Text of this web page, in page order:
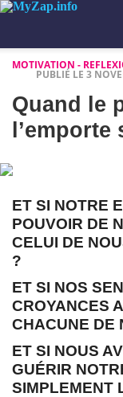
SANTÉ
SCIENCE
BONS
MOTIVATION
REFLEXION
HUMOUR
CITATION
VIDEOS
NON
LE COIN
LES IDÉES
DE MARIO
VIRAL
VOYAGES
AJOUTEZ
AUX
FAVORIS
AVEC LES
TOUCHES
MYZAP – TV
CONSEILS
PRATIQUES,
POLITIQUE
À
CHARTE
BIORYTHME
MOTIVATION -
PUBLIÉ LE 3
Quand le
l’emporte
ET SI NOTRE
POUVOIR DE
CELUI DE
?
ET SI NOS
CROYANCES
CHACUNE DE
ET SI NOUS
GUÉRIR
SIMPLEMENT